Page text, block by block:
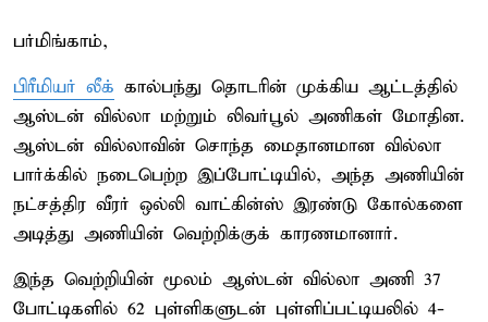
பர்மிங்காம்,
பிரீமியர் லீக் கால்பந்து தொடரின் முக்கிய ஆட்டத்தில்
ஆஸ்டன் வில்லா மற்றும் லிவர்பூல் அணிகள் மோதின.
ஆஸ்டன் வில்லாவின் சொந்த மைதானமான வில்லா
பார்க்கில் நடைபெற்ற இப்போட்டியில், அந்த அணியின்
நட்சத்திர வீரர் ஒல்லி வாட்கின்ஸ் இரண்டு கோல்களை
அடித்து அணியின் வெற்றிக்குக் காரணமானார்.
இந்த வெற்றியின் மூலம் ஆஸ்டன் வில்லா அணி 37
போட்டிகளில் 62 புள்ளிகளுடன் புள்ளிப்பட்டியலில் 4-